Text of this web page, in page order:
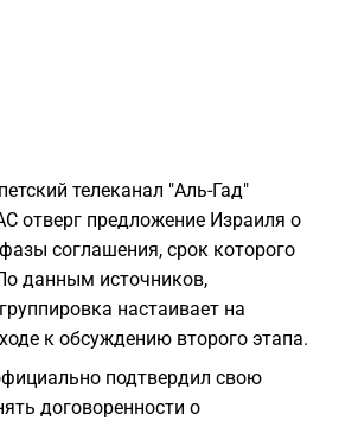
телеканал "Аль-Гад"
отверг предложение Израиля о
соглашения, срок которого
данным источников,
настаивает на
к обсуждению второго этапа.
подтвердил свою
договоренности о